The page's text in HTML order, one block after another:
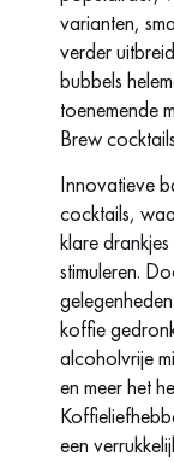
varianten,
verder
bubbels
toenemende
Brew
Innovatieve
cocktails,
klare
stimuleren.
koffie
alcoholvrije
en meer het
een